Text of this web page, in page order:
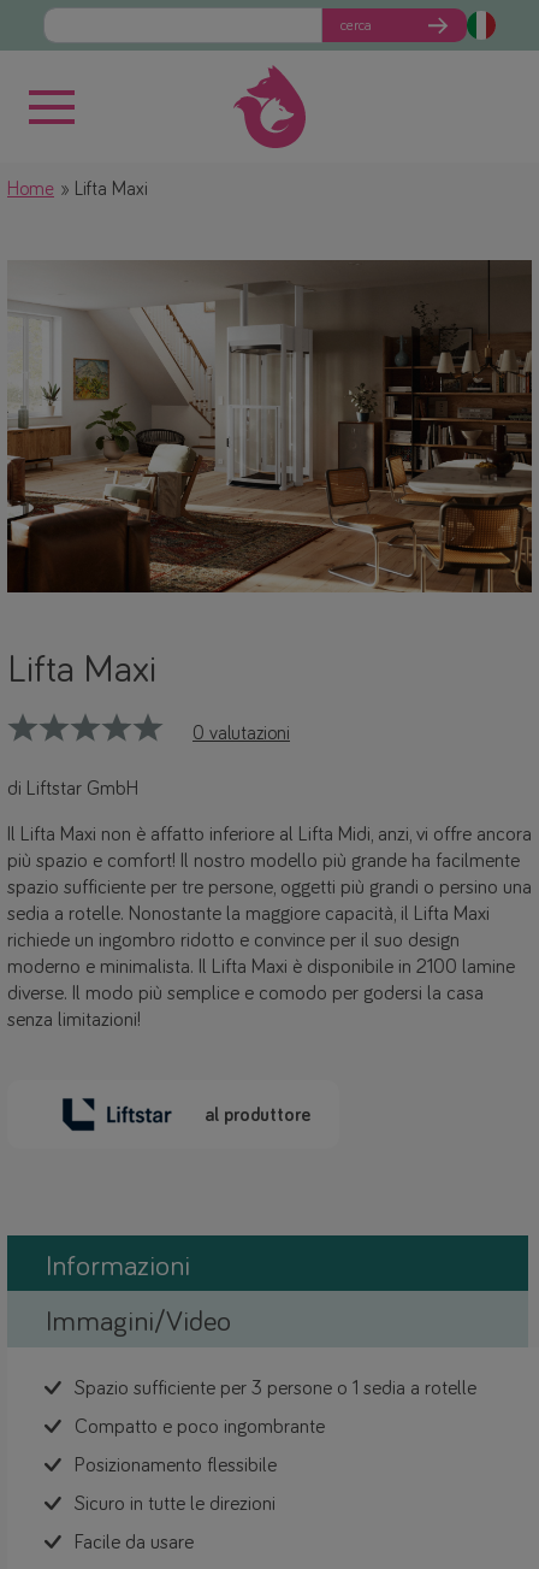
cerca
Home Lifta Maxi
Lifta Maxi
0 valutazioni
di Liftstar GmbH
Il Lifta Maxi non è affatto inferiore al Lifta Midi, anzi, vi offre ancora
più spazio e comfort! Il nostro modello più grande ha facilmente
spazio sufficiente per tre persone, oggetti più grandi o persino una
sedia a rotelle. Nonostante la maggiore capacità, il Lifta Maxi
richiede un ingombro ridotto e convince per il suo design
moderno e minimalista. Il Lifta Maxi è disponibile in 2100 lamine
diverse. Il modo più semplice e comodo per godersi la casa
senza limitazioni!
al produttore
Informazioni
Immagini/Video
Spazio sufficiente per 3 persone o 1 sedia a rotelle
Compatto e poco ingombrante
Posizionamento flessibile
Sicuro in tutte le direzioni
Facile da usare